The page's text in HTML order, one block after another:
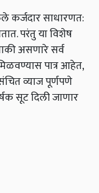
कर्जदार साधारणत:
परंतु या विशेष
असणारे सर्व
पात्र आहेत,
व्याज पूर्णपणे
सूट दिली जाणार